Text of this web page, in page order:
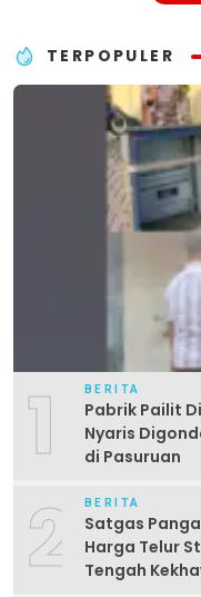
TERPOPULER
1 BERITA
Pabrik Pailit
Nyaris
di Pasuruan
2 BERITA
Satgas
Harga Telur
Tengah